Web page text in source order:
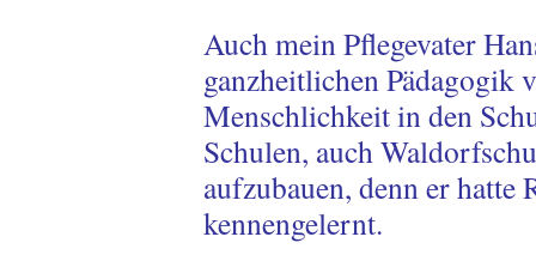
Auch mein Pflegevater
ganzheitlichen Pädagogik
Menschlichkeit in den
Schulen, auch
aufzubauen, denn er
kennengelernt.